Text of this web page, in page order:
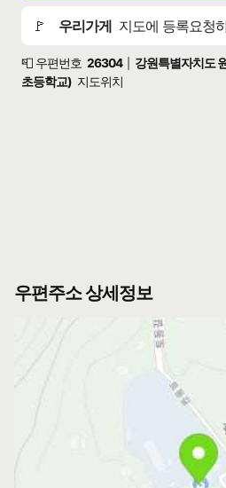
🚩 우리가게 지도에 등록요청
📮 우편번호 26304
강원특별자치도
초등학교) 지도위치
우편주소 상세정보